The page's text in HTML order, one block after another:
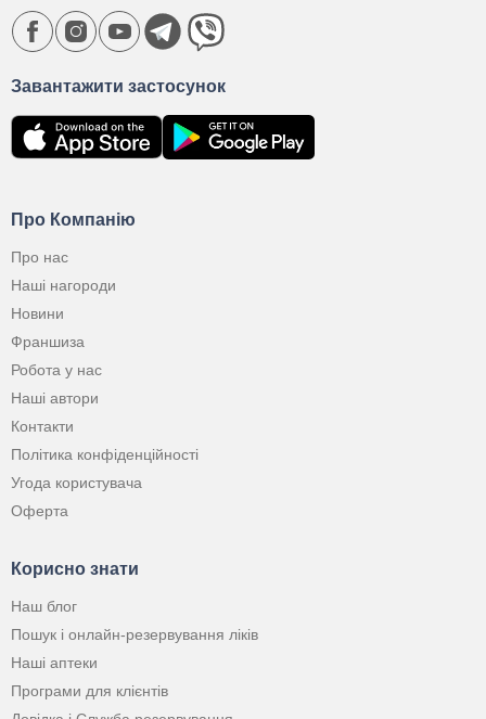
Про Компанію
Про нас
Наші нагороди
Новини
Франшиза
Робота у нас
Наші автори
Контакти
Політика конфіденційності
Угода користувача
Оферта
Корисно знати
Наш блог
Пошук і онлайн-резервування ліків
Наші аптеки
Програми для клієнтів
Завантажити застосунок